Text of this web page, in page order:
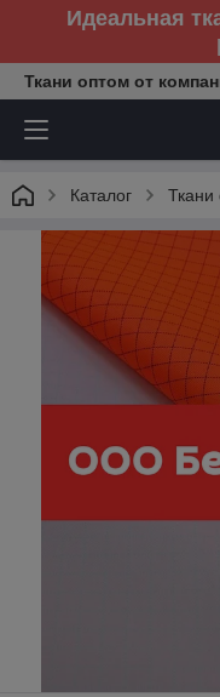
Идеальная
Ткани оптом от
Каталог Ткани